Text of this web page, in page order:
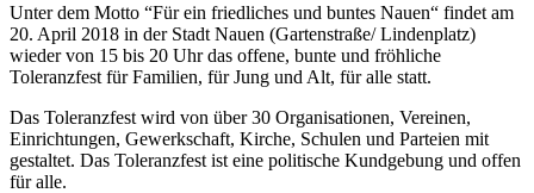
Unter dem Motto “Für ein friedliches und buntes Nauen“ findet am
20. April 2018 in der Stadt Nauen (Gartenstraße/ Lindenplatz)
wieder von 15 bis 20 Uhr das offene, bunte und fröhliche
Toleranzfest für Familien, für Jung und Alt, für alle statt.
Das Toleranzfest wird von über 30 Organisationen, Vereinen,
Einrichtungen, Gewerkschaft, Kirche, Schulen und Parteien mit
gestaltet. Das Toleranzfest ist eine politische Kundgebung und offen
für alle.